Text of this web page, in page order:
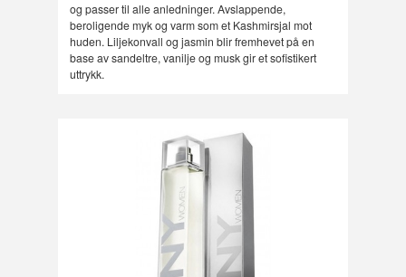
og passer til alle anledninger. Avslappende,
beroligende myk og varm som et Kashmirsjal mot
huden. Liljekonvall og jasmin blir fremhevet på en
base av sandeltre, vanilje og musk gir et sofistikert
uttrykk.